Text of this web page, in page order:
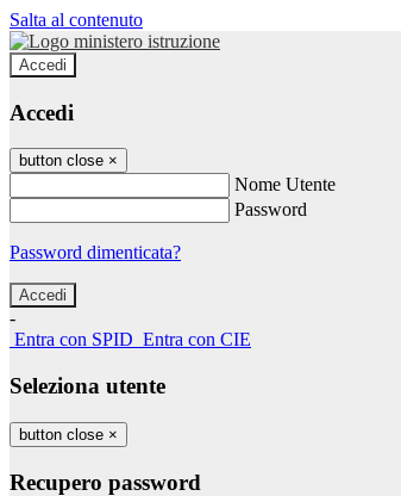
Salta al contenuto
Accedi
Accedi
button close ×
Nome Utente
Password
Password dimenticata?
-
Entra con SPID Entra con CIE
Seleziona utente
button close ×
Recupero password